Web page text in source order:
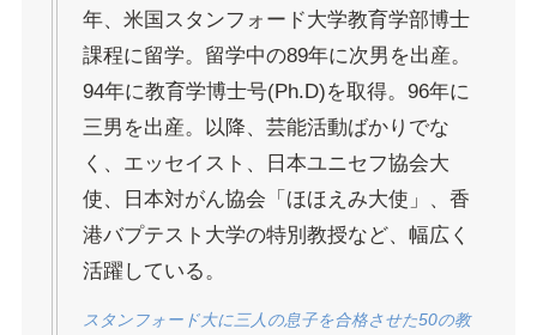
年、米国スタンフォード大学教育学部博士
課程に留学。留学中の89年に次男を出産。
94年に教育学博士号(Ph.D)を取得。96年に
三男を出産。以降、芸能活動ばかりでな
く、エッセイスト、日本ユニセフ協会大
使、日本対がん協会「ほほえみ大使」、香
港バプテスト大学の特別教授など、幅広く
活躍している。
スタンフォード大に三人の息子を合格させた50の教